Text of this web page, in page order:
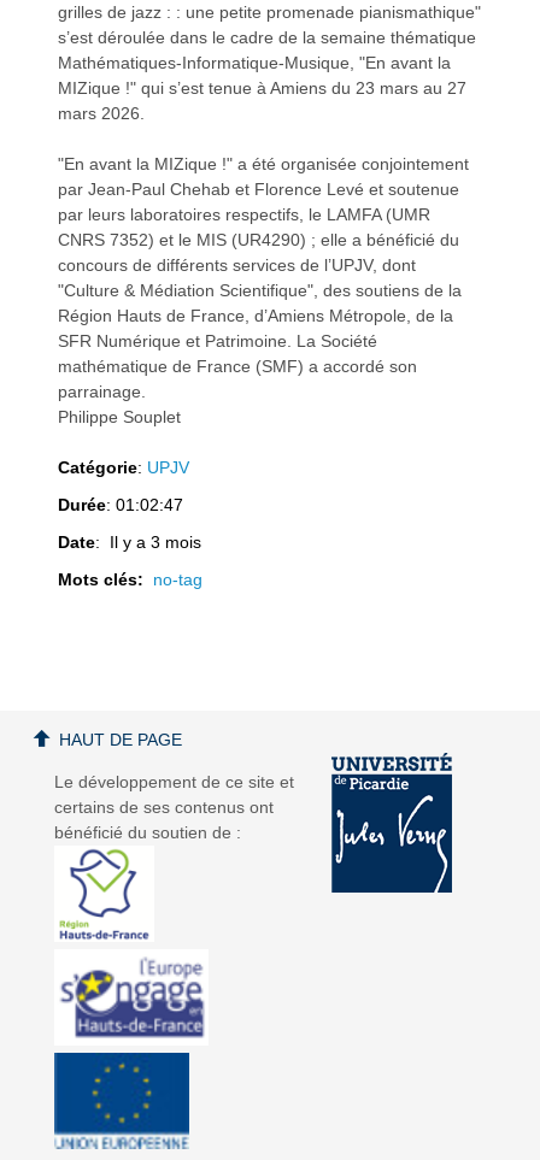
l
a
v
d
é
l
a
v
d
é
grilles de jazz : : une petite promenade pianismathique"
s’est déroulée dans le cadre de la semaine thématique
Mathématiques-Informatique-Musique, "En avant la
MIZique !" qui s’est tenue à Amiens du 23 mars au 27
mars 2026.
"En avant la MIZique !" a été organisée conjointement
par Jean-Paul Chehab et Florence Levé et soutenue
par leurs laboratoires respectifs, le LAMFA (UMR
CNRS 7352) et le MIS (UR4290) ; elle a bénéficié du
concours de différents services de l’UPJV, dont
"Culture & Médiation Scientifique", des soutiens de la
Région Hauts de France, d’Amiens Métropole, de la
SFR Numérique et Patrimoine. La Société
mathématique de France (SMF) a accordé son
parrainage.
Philippe Souplet
Catégorie: UPJV
Durée: 01:02:47
Date: Il y a 3 mois
Mots clés: no-tag
Le développement de ce site et
certains de ses contenus ont
bénéficié du soutien de :
HAUT DE PAGE